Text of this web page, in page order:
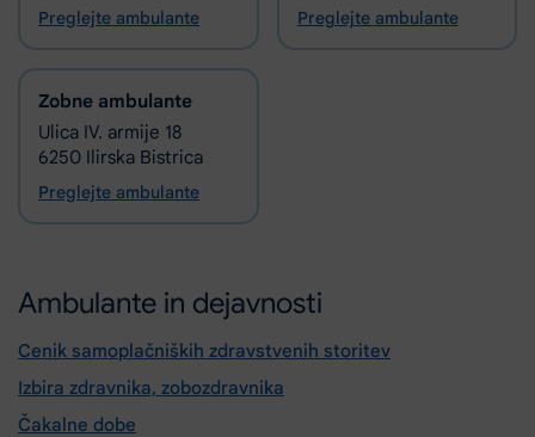
Preglejte ambulante Preglejte ambulante
Zobne ambulante
Ulica IV. armije 18
6250 Ilirska Bistrica
Preglejte ambulante
Ambulante in dejavnosti
Cenik samoplačniških zdravstvenih storitev
Izbira zdravnika, zobozdravnika
Čakalne dobe